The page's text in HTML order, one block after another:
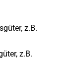
z.B.
z.B.